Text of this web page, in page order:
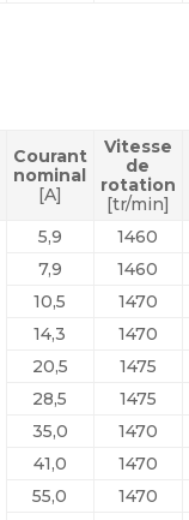
Courant
nominal
[A]
Vitesse
de
rotation
[tr/min]
5,9
1460
7,9
1460
10,5
1470
14,3
1470
20,5
1475
28,5
1475
35,0
1470
41,0
1470
55,0
1470